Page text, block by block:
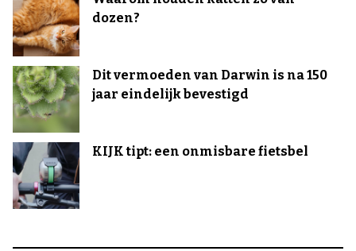
dozen?
Dit vermoeden van Darwin is na 150
jaar eindelijk bevestigd
KIJK tipt: een onmisbare fietsbel